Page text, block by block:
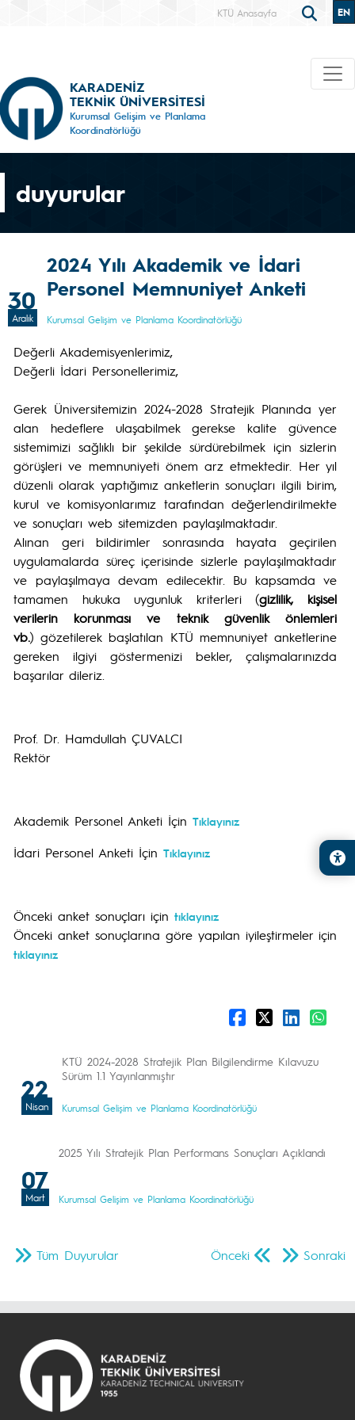
KTÜ Anasayfa EN
KARADENİZ
TEKNİK ÜNİVERSİTESİ
Kurumsal Gelişim ve Planlama
Koordinatörlüğü
duyurular
30
Aralık
2024 Yılı Akademik ve İdari
Personel Memnuniyet Anketi
Kurumsal Gelişim ve Planlama Koordinatörlüğü
Değerli Akademisyenlerimiz,
Değerli İdari Personellerimiz,
Gerek Üniversitemizin 2024-2028 Stratejik Planında yer
alan hedeflere ulaşabilmek gerekse kalite güvence
sistemimizi sağlıklı bir şekilde sürdürebilmek için sizlerin
görüşleri ve memnuniyeti önem arz etmektedir. Her yıl
düzenli olarak yaptığımız anketlerin sonuçları ilgili birim,
kurul ve komisyonlarımız tarafından değerlendirilmekte
ve sonuçları web sitemizden paylaşılmaktadır.
Alınan geri bildirimler sonrasında hayata geçirilen
uygulamalarda süreç içerisinde sizlerle paylaşılmaktadır
ve paylaşılmaya devam edilecektir. Bu kapsamda ve
tamamen hukuka uygunluk kriterleri (gizlilik, kişisel
verilerin korunması ve teknik güvenlik önlemleri
vb.) gözetilerek başlatılan KTÜ memnuniyet anketlerine
gereken ilgiyi göstermenizi bekler, çalışmalarınızda
başarılar dileriz.
Prof. Dr. Hamdullah ÇUVALCI
Rektör
Akademik Personel Anketi İçin Tıklayınız
İdari Personel Anketi İçin Tıklayınız
Önceki anket sonuçları için tıklayınız
Önceki anket sonuçlarına göre yapılan iyileştirmeler için
tıklayınız
22
Nisan
KTÜ 2024-2028 Stratejik Plan Bilgilendirme Kılavuzu
Sürüm 1.1 Yayınlanmıştır
Kurumsal Gelişim ve Planlama Koordinatörlüğü
07
Mart
2025 Yılı Stratejik Plan Performans Sonuçları Açıklandı
Kurumsal Gelişim ve Planlama Koordinatörlüğü
Önceki Sonraki
Tüm Duyurular